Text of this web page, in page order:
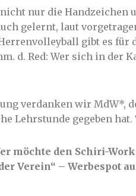
nur die Handzeichen
gelernt, laut
gibt es für
d. Red: Wer sich in der
verdanken wir MdW*,
Lehrstunde gegeben hat.
möchte den Schiri-
Verein“ – Werbespot